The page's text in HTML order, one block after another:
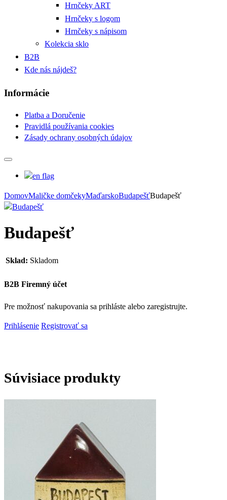
Hrnčeky ART
Hrnčeky s logom
Hrnčeky s nápisom
Kolekcia sklo
B2B
Kde nás nájdeš?
Informácie
Platba a Doručenie
Pravidlá používania cookies
Zásady ochrany osobných údajov
DomovMaličke domčekyMaďarskoBudapešťBudapešť
Budapešť
Sklad: Skladom
B2B Firemný účet
Pre možnosť nakupovania sa prihláste alebo zaregistrujte.
Prihlásenie Registrovať sa
Súvisiace produkty